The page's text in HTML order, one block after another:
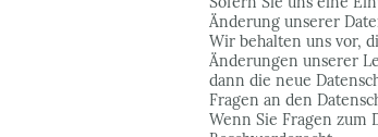
Änderung unserer
Wir behalten uns vor,
Änderungen unserer
dann die neue
Fragen an den
Wenn Sie Fragen zum